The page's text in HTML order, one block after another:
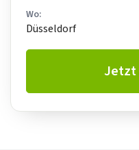
Wo:
Düsseldorf
Jetzt